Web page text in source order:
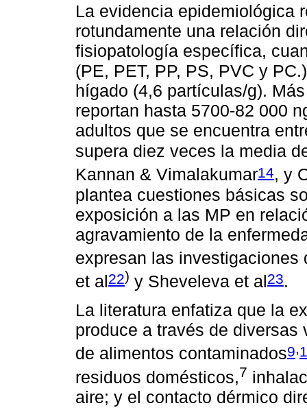
La evidencia epidemiológica
rotundamente una relación
fisiopatología específica,
(PE, PET, PP, PS, PVC y
hígado (4,6 partículas/g).
reportan hasta 5700-82 000
adultos que se encuentra
supera diez veces la media
Kannan & Vimalakumar14, y
plantea cuestiones básicas
exposición a las MP en
agravamiento de la
expresan las
et al22) y Sheveleva et al23.
La literatura enfatiza que la
produce a través de
de alimentos contaminados9,
residuos domésticos,7
aire; y el contacto dérmico